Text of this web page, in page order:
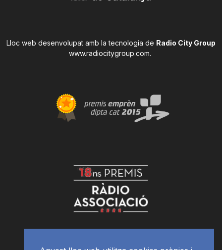
Lloc web desenvolupat amb la tecnologia de Radio City Group
www.radiocitygroup.com.